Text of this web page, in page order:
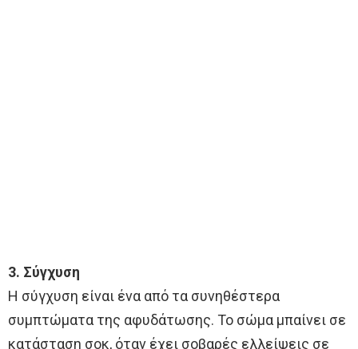
3. Σύγχυση
Η σύγχυση είναι ένα από τα συνηθέστερα
συμπτώματα της αφυδάτωσης. Το σώμα μπαίνει σε
κατάσταση σοκ, όταν έχει σοβαρές ελλείψεις σε